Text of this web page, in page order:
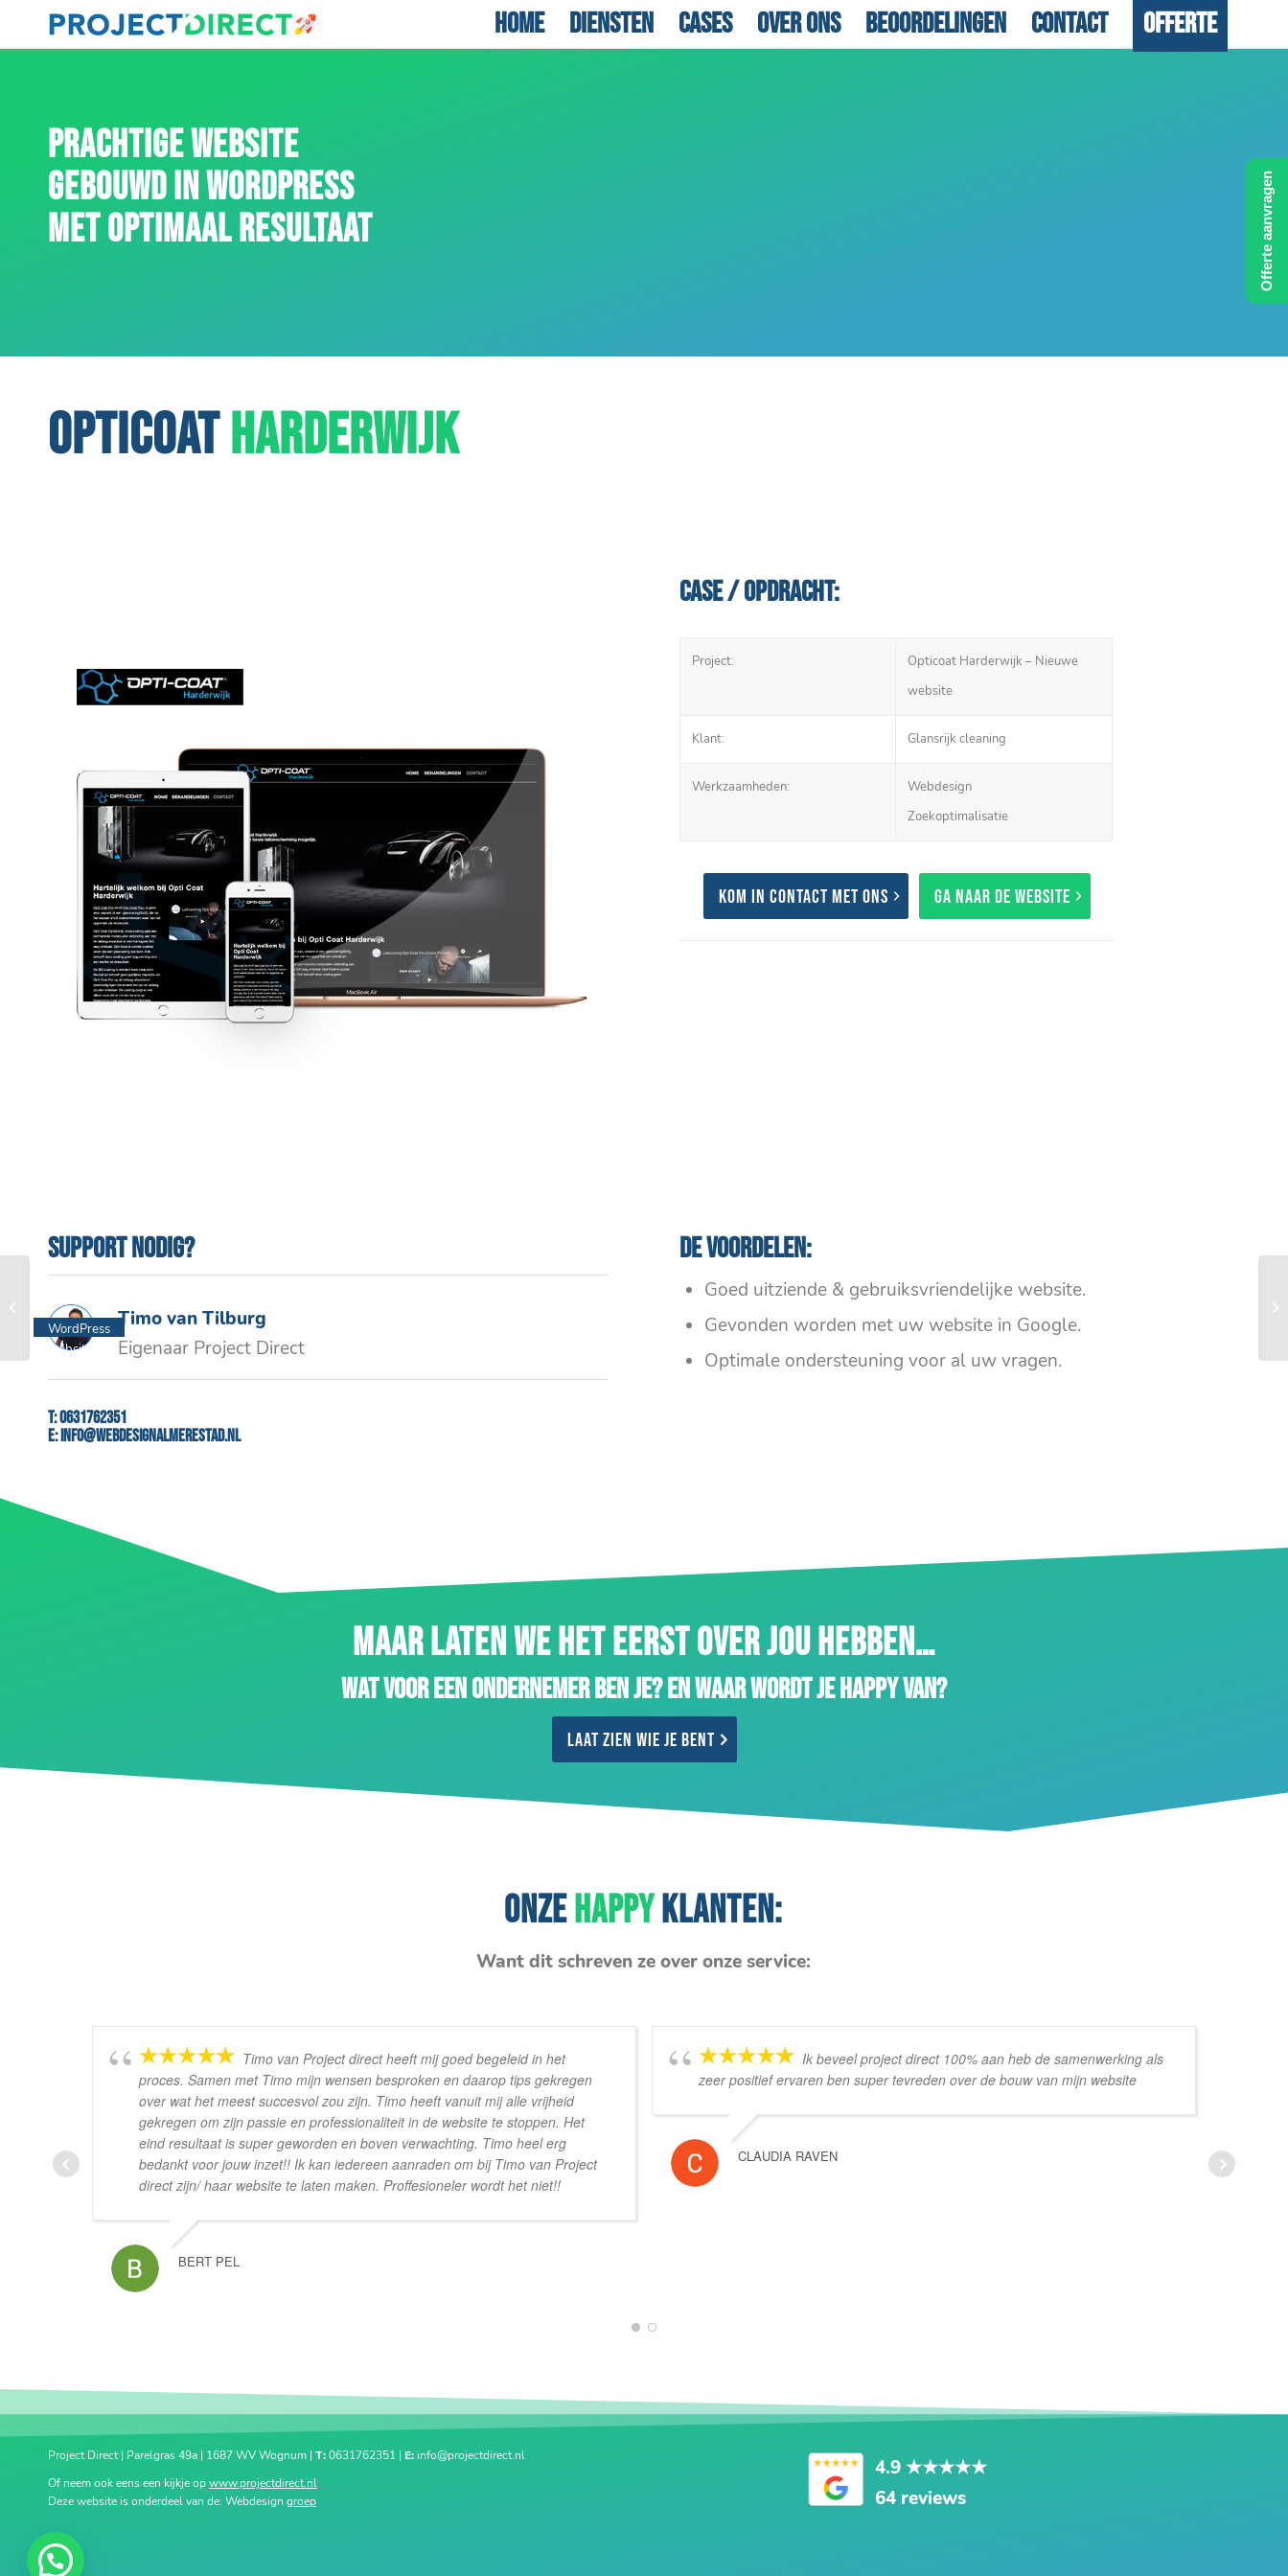
Home Diensten Cases Over ons Beoordelingen Contact Offerte
PRACHTIGE WEBSITE
GEBOUWD IN WORDPRESS
MET OPTIMAAL RESULTAAT
OPTICOATHARDERWIJK
Case / Opdracht:
Project:
Opticoat Harderwijk – Nieuwe
website
Klant: Glansrijk cleaning
Werkzaamheden:
Webdesign
Zoekoptimalisatie
Kom in contact met ons Ga naar de website
Support nodig?
Timo van Tilburg
Eigenaar Project Direct
T:0631762351
E:info@webdesignalmerestad.nl
De voordelen:
Goed uitziende & gebruiksvriendelijke website.
Gevonden worden met uw website in Google.
Optimale ondersteuning voor al uw vragen.
MAAR LATEN WE HET EERST OVER JOU HEBBEN…
Wat voor een ondernemer ben je? En waar wordt je happy van?
Laat zien wie je bent
ONZEHAPPYKLANTEN:
Want dit schreven ze over onze service:
Timo van Project direct heeft mij goed begeleid in het
proces. Samen met Timo mijn wensen besproken en daarop tips gekregen
over wat het meest succesvol zou zijn. Timo heeft vanuit mij alle vrijheid
gekregen om zijn passie en professionaliteit in de website te stoppen. Het
eind resultaat is super geworden en boven verwachting. Timo heel erg
bedankt voor jouw inzet!! Ik kan iedereen aanraden om bij Timo van Project
direct zijn/ haar website te laten maken. Proffesioneler wordt het niet!!
BERT PEL
Ik beveel project direct 100% aan heb de samenwerking als
zeer positief ervaren ben super tevreden over de bouw van mijn website
CLAUDIA RAVEN
1 2
Project Direct | Parelgras 49a | 1687 WV Wognum | T:0631762351 | E: info@projectdirect.nl
Of neem ook eens een kijkje opwww.projectdirect.nl
Deze website is onderdeel van de: Webdesign groep
4.9 ★★★★★
64 reviews
Paramedicare
WordPress
website
Offerte aanvragen